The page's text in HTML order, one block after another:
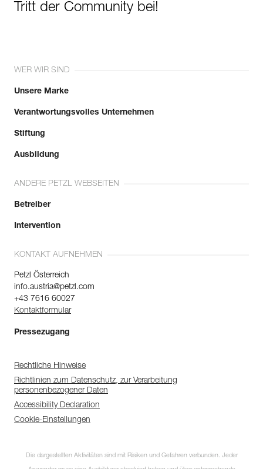
Tritt der Community bei!
WER WIR SIND
Unsere Marke
Verantwortungsvolles Unternehmen
Stiftung
Ausbildung
ANDERE PETZL WEBSEITEN
Betreiber
Intervention
KONTAKT AUFNEHMEN
Petzl Österreich
info.austria@petzl.com
+43 7616 60027
Kontaktformular
Pressezugang
Rechtliche Hinweise
Richtlinien zum Datenschutz, zur Verarbeitung
personenbezogener Daten
Accessibility Declaration
Cookie-Einstellungen
Die dargestellten Aktivitäten sind mit Risiken und Gefahren verbunden. Jeder